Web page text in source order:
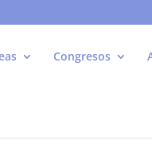
Congresos